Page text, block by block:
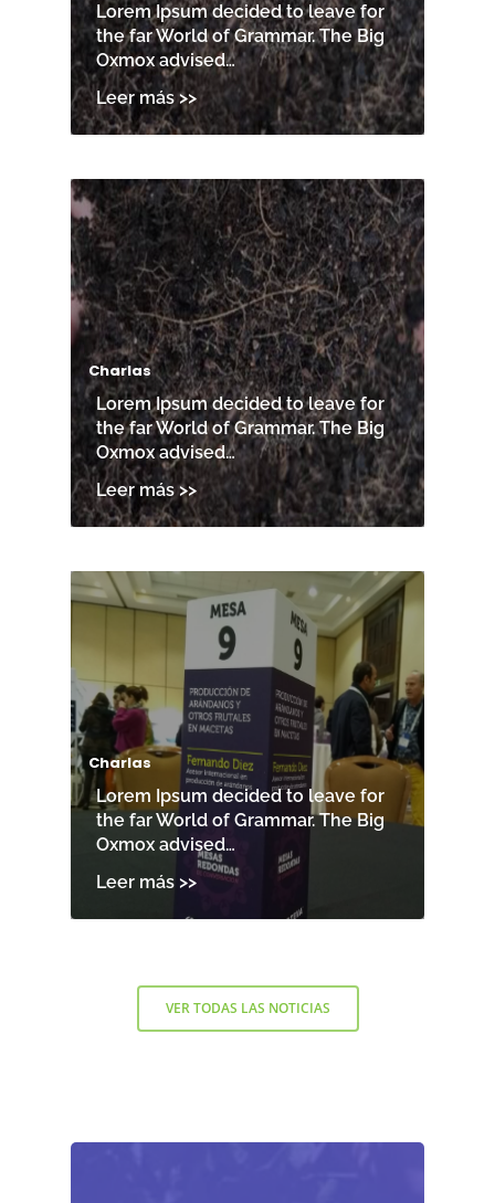
Lorem Ipsum decided to leave for
the far World of Grammar. The Big
Oxmox advised…
Charlas
Lorem Ipsum decided to leave for
the far World of Grammar. The Big
Oxmox advised…
Charlas
Lorem Ipsum decided to leave for
the far World of Grammar. The Big
Oxmox advised…
VER TODAS LAS NOTICIAS